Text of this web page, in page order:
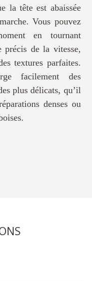
la tête est abaissée
Vous pouvez
en tournant
précis de la vitesse,
textures parfaites.
facilement des
plus délicats, qu’il
denses ou